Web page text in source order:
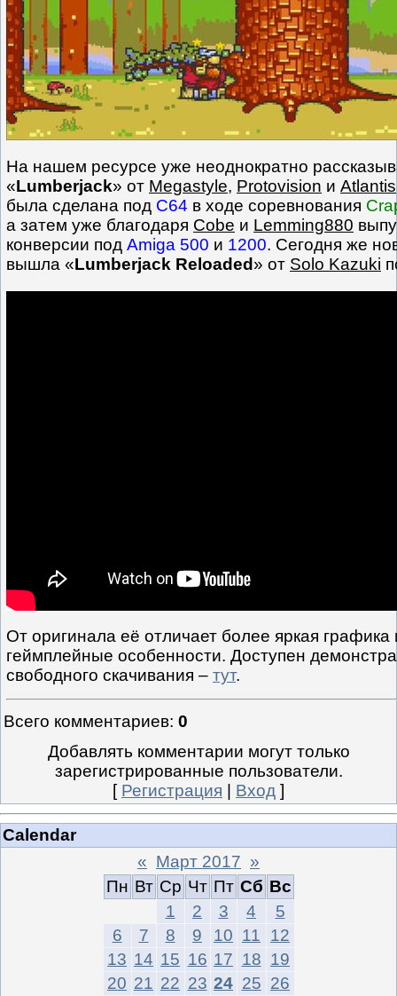
На нашем ресурсе уже неоднократно
«Lumberjack» от Megastyle, Protovision и Atlantis
была сделана под C64 в ходе соревнования
а затем уже благодаря Cobe и Lemming880
конверсии под Amiga 500 и 1200. Сегодня же
вышла «Lumberjack Reloaded» от Solo Kazuki
От оригинала её отличает более яркая графика
геймплейные особенности. Доступен
свободного скачивания – тут.
Всего комментариев: 0
Добавлять комментарии могут только
зарегистрированные пользователи.
[ Регистрация Вход ]
Calendar
« Март 2017 »
Пн Вт Ср Чт Пт Сб Вс
1
2 3 4
5
6
7 8 9 10 11
12
13 14 15 16 17 18 19
20 21 22 23 24 25 26